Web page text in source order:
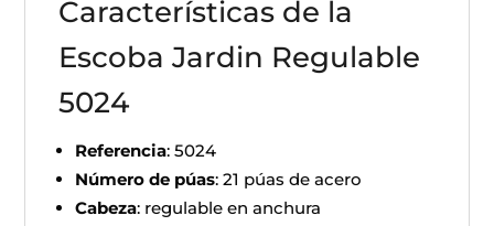
Características de la
Escoba Jardin Regulable
5024
Referencia: 5024
Número de púas: 21 púas de acero
Cabeza: regulable en anchura